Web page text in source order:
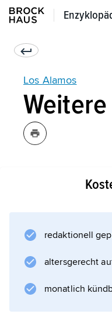
Los Alamos
redaktionell
altersgerecht
monatlich